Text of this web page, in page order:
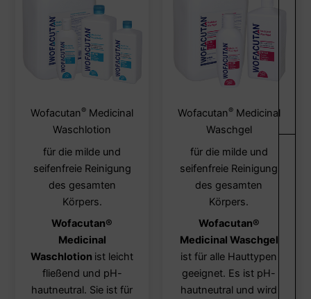
Wofacutan® Medicinal
Waschlotion
Produktseite
für die milde und
seifenfreie Reinigung
des gesamten
Körpers.
Wofacutan®
Medicinal
Waschlotion ist leicht
fließend und pH-
hautneutral. Sie ist für
Wofacutan®Medicinal
Waschgel
für die milde und
seifenfreie Reinigung
des gesamten
Körpers.
Wofacutan®
Medicinal Waschgel
ist für alle Hauttypen
geeignet. Es ist pH-
hautneutral und wird